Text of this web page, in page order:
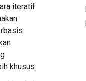
iteratif
khusus.